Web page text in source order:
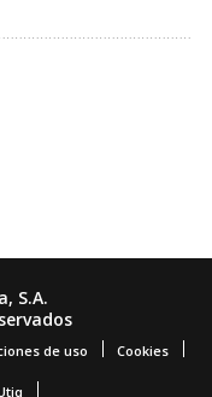
S.A.
de uso Cookies